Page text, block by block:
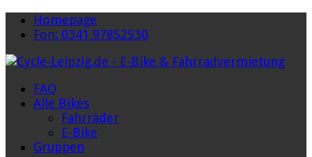
Homepage
Fon: 0341 97852530
FAQ
Alle Bikes
Fahrräder
E-Bike
Gruppen